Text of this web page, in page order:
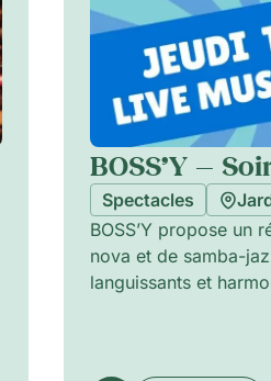
BOSS’Y —
Spectacles
BOSS’Y propose un
nova et de samba-
languissants et